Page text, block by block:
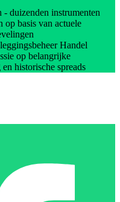
duizenden instrumenten
op basis van actuele
Handel
op belangrijke
historische spreads